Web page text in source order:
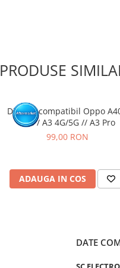
PRODUSE
Display compatibil Oppo
A80 / A3 4G/5G // A3 Pro
99,00 RON
ADAUGA IN COS
DATE